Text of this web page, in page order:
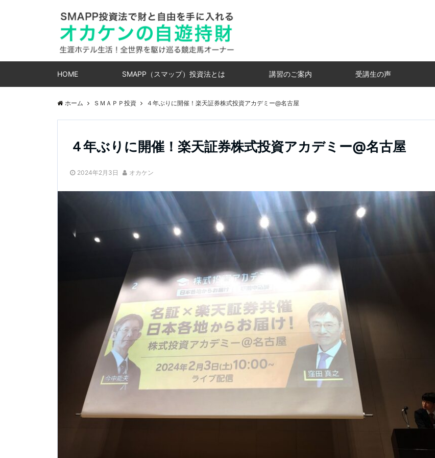
HOME SMAPP（スマップ）投資法とは 講習のご案内 受講生の声
ホーム ＳＭＡＰＰ投資 ４年ぶりに開催！楽天証券株式投資アカデミー@名古屋
４年ぶりに開催！楽天証券株式投資アカデミー@名古屋
2024年2月3日 オカケン